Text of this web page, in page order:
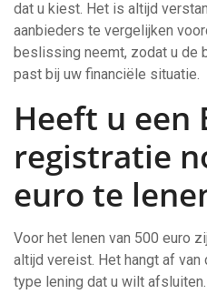
dat u kiest. Het is altijd
aanbieders te vergelijken
beslissing neemt, zodat u de
past bij uw financiële situatie.
Heeft u een
registratie
euro te
Voor het lenen van 500 euro
altijd vereist. Het hangt af
type lening dat u wilt